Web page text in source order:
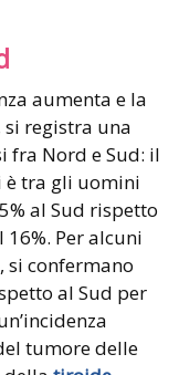
aumenta e la
registra una
fra Nord e Sud: il
è tra gli uomini
al Sud rispetto
Per alcuni
si confermano
al Sud per
tumore delle